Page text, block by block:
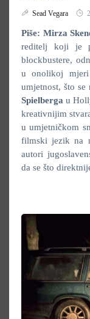
Sead Vegara
Piše: Mirza
reditelj koji je
blockbustere,
u onolikoj mjeri
umjetnost, što
Spielberga u
kreativnijim
u umjetničkom
filmski jezik na
autori
da se što